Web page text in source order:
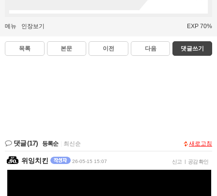
메뉴 인장보기 EXP 70%
목록 본문 이전 다음 댓글쓰기
댓글(17) 등록순 최신순 새로고침
위잉치킨 26-05-15 15:07 신고 | 공감 확인